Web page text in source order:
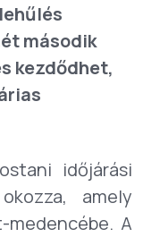
második
kezdődhet,
időjárási
amely
A